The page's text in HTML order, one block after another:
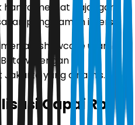
hanya melihat pajangan
pengalaman imersif.
showcase utama
dengan
yang dinamis.
Capai Rp